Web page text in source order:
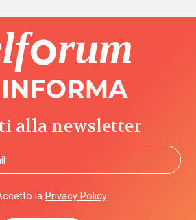
alla newsletter
la Privacy Policy